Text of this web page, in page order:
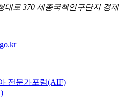
대로 370 세종국책연구단지 경제
전문가포럼(AIF)